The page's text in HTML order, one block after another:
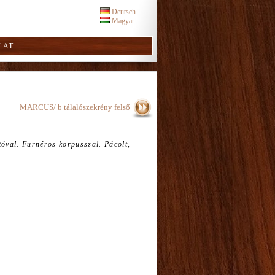
Deutsch
Magyar
MARCUS/ b tálalószekrény felső
Furnéros korpusszal. Pácolt,